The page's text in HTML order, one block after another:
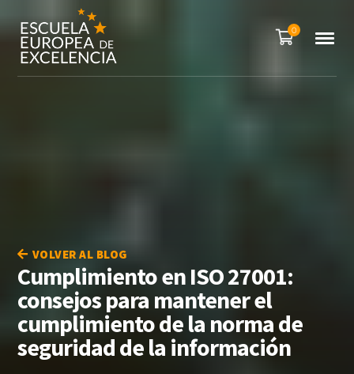
0
VOLVER AL BLOG
Cumplimiento en ISO 27001:
consejos para mantener el
cumplimiento de la norma de
seguridad de la información